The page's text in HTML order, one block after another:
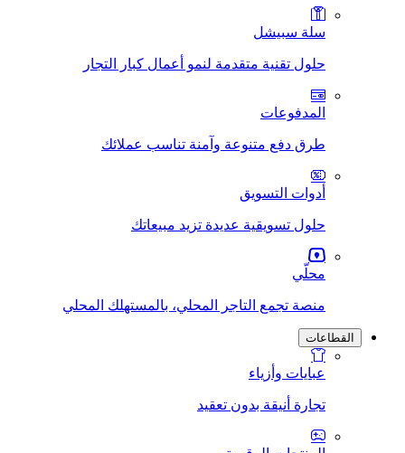
سلة سبيشل
حلول تقنية متقدمة لنمو أعمال كبار التجار
المدفوعات
طرق دفع متنوعة وآمنة تناسب عملائك
أدوات التسويق
حلول تسويقية عديدة تزيد مبيعاتك
محلّي
منصة تجمع التاجر المحلي، بالمستهلك المحلي
القطاعات
عبايات وأزياء
تجارة أنيقة بدون تعقيد